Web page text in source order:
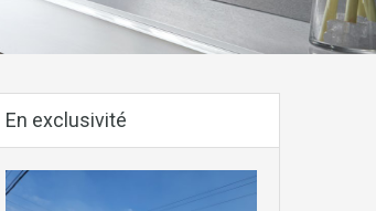
En exclusivité